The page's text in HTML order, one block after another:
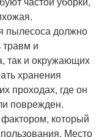
пылесоса должно
и
так и окружающих
хранения
проходах, где он
поврежден.
который
Место